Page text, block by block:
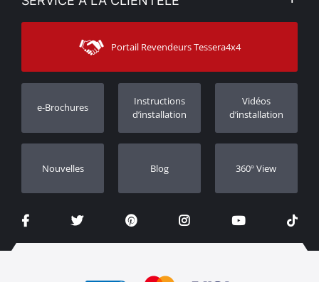
Voir nos actualités
Sitemap
Moyens d’expédition
Contacter
Assistance aux clients
Suivi des commandes
Concessionnaires
Portail Revendeurs Tessera4x4
e-Brochures
Instructions
d’installation
Vidéos
d’installation
Nouvelles Blog 360º View